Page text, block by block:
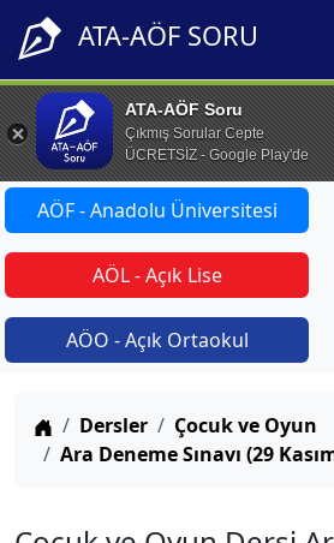
ATA-AÖF SORU
ATA-AÖF Soru
Çıkmış Sorular Cepte
ÜCRETSİZ - Google Play'de
AÖF - Anadolu Üniversitesi
AÖL - Açık Lise
AÖO - Açık Ortaokul
Anasayfa
Dersler
Çocuk ve Oyun
Ara Deneme Sınavı (29